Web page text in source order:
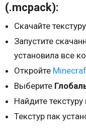
(.mcpack):
Скачайте текстуру
Запустите
установила все
Откройте
Выберите
Найдите
Текстур пак